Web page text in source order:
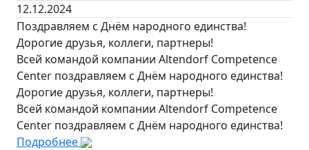
12.12.2024
Поздравляем с Днём народного единства!
Дорогие друзья, коллеги, партнеры!
Всей командой компании Altendorf Competence
Center поздравляем с Днём народного единства!
Дорогие друзья, коллеги, партнеры!
Всей командой компании Altendorf Competence
Center поздравляем с Днём народного единства!
Подробнее